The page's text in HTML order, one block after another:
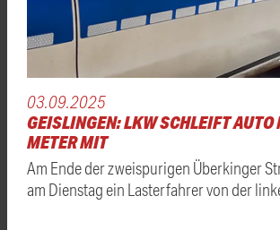
03.09.2025
GEISLINGEN: LKW SCHLEIFT AUTO
METER MIT
Am Ende der zweispurigen Überkinger
am Dienstag ein Lasterfahrer von der